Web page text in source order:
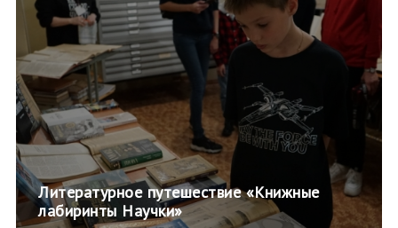
Литературное путешествие «Книжные
лабиринты Научки»